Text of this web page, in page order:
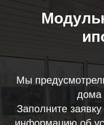
Мы
дома
Заполните